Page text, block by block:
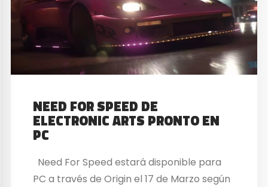
NEED FOR SPEED DE
ELECTRONIC ARTS PRONTO EN
PC
Need For Speed estará disponible para
PC a través de Origin el 17 de Marzo según